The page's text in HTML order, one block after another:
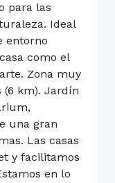
para las
Ideal
entorno
como el
Zona muy
(6 km). Jardín
una gran
Las casas
y facilitamos
en lo